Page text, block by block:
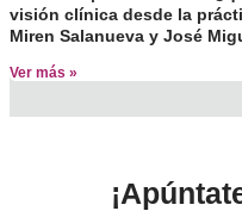
visión clínica desde la
Miren Salanueva y José
Ver más »